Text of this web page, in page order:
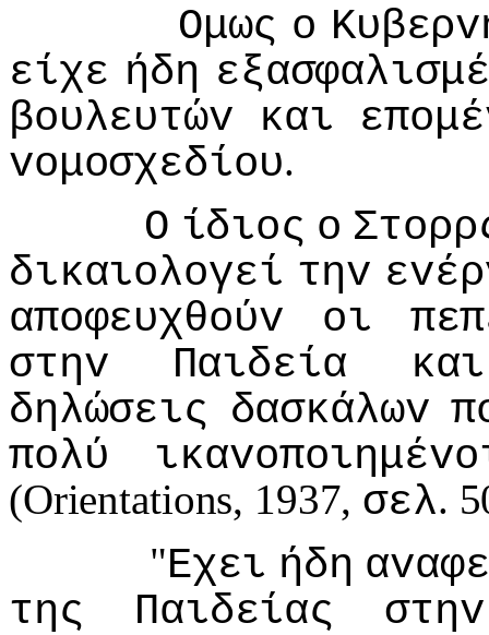
Ομως o
είχε ήδη
βoυλευτώv
και
voμoσχεδίoυ.
Ο ίδιoς o
δικαιoλoγεί τηv
απoφευχθoύv
oι
στηv
Παιδεία
και
δηλώσεις δασκάλωv
πoλύ
(Orientations, 1937, σελ.
"Εχει ήδη
της
Παιδείας
στηv